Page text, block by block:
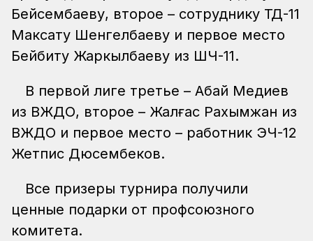
Бейсембаеву, второе – сотруднику ТД-11
Максату Шенгелбаеву и первое место
Бейбиту Жаркылбаеву из ШЧ-11.
В первой лиге третье – Абай Медиев
из ВЖДО, второе – Жалғас Рахымжан из
ВЖДО и первое место – работник ЭЧ-12
Жетпис Дюсембеков.
Все призеры турнира получили
ценные подарки от профсоюзного
комитета.